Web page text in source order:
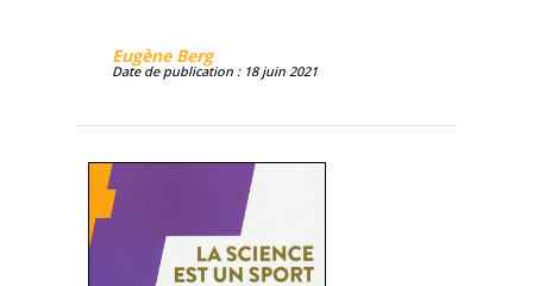
Eugène Berg
Date de publication : 18 juin 2021